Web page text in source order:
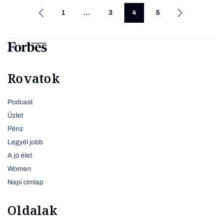
1 … 3 4 5
Rovatok
Podcast
Üzlet
Pénz
Legyél jobb
A jó élet
Women
Napi címlap
Oldalak